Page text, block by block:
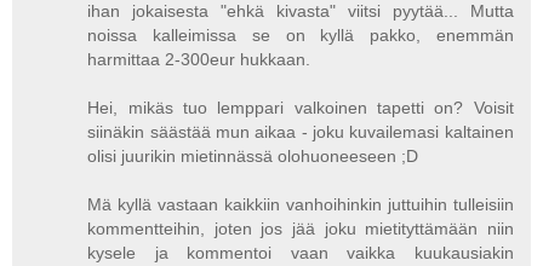
ihan jokaisesta "ehkä kivasta" viitsi pyytää... Mutta
noissa kalleimissa se on kyllä pakko, enemmän
harmittaa 2-300eur hukkaan.
Hei, mikäs tuo lemppari valkoinen tapetti on? Voisit
siinäkin säästää mun aikaa - joku kuvailemasi kaltainen
olisi juurikin mietinnässä olohuoneeseen ;D
Mä kyllä vastaan kaikkiin vanhoihinkin juttuihin tulleisiin
kommentteihin, joten jos jää joku mietityttämään niin
kysele ja kommentoi vaan vaikka kuukausiakin